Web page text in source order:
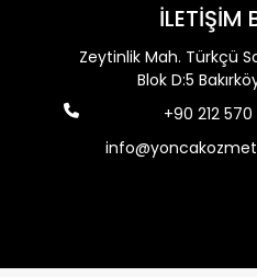
İLETİŞİM
Zeytinlik Mah. Türkçü
Blok D:5
+90 212 570